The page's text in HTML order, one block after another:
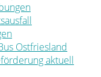
Ostfriesland
aktuell